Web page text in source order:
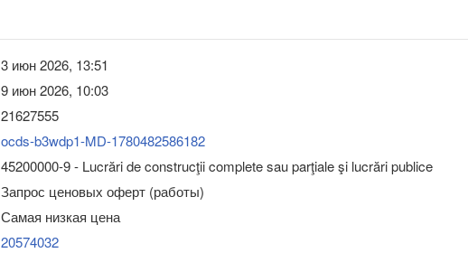
3 июн 2026, 13:51
9 июн 2026, 10:03
21627555
ocds-b3wdp1-MD-1780482586182
45200000-9 - Lucrări de construcţii complete sau parţiale şi lucrări publice
Запрос ценовых оферт (работы)
Самая низкая цена
20574032